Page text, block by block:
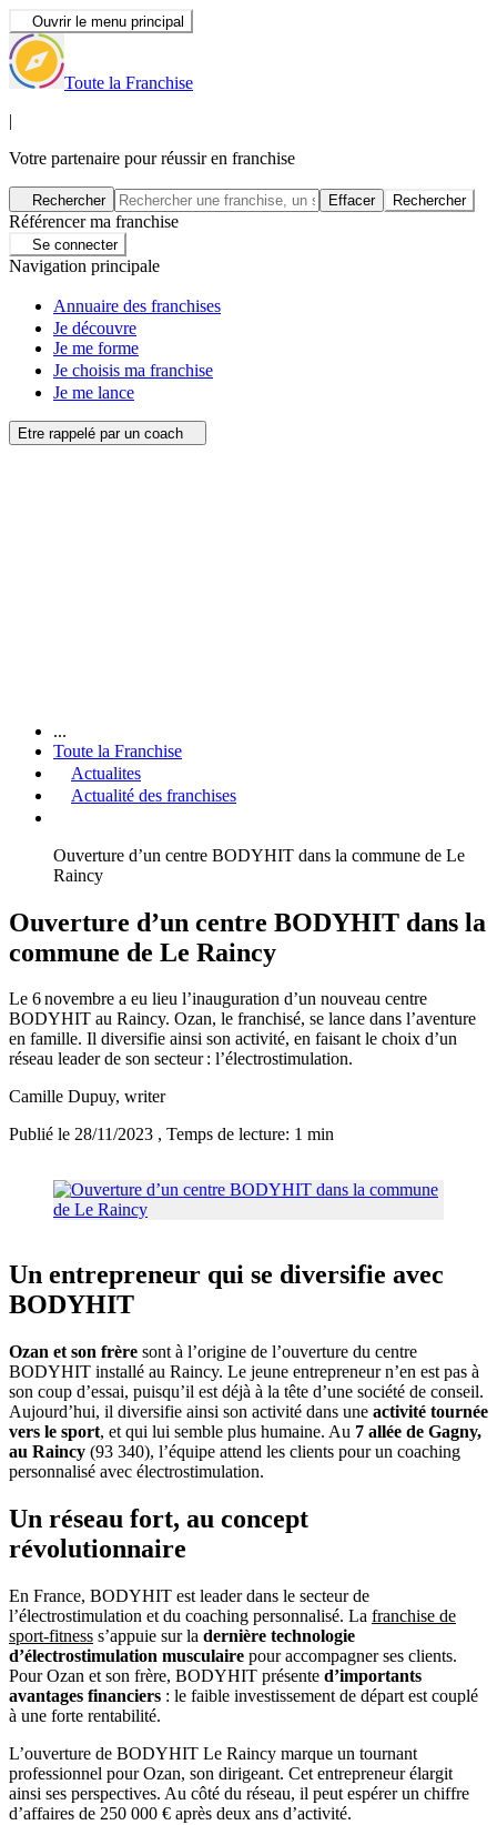
Ouvrir le menu principal
Toute la Franchise
|
Votre partenaire pour réussir en franchise
Rechercher Effacer Rechercher
Référencer ma franchise
Se connecter
Navigation principale
Annuaire des franchises
Je découvre
Je me forme
Je choisis ma franchise
Je me lance
Etre rappelé par un coach
...
Toute la Franchise
Actualites
Actualité des franchises
Ouverture d’un centre BODYHIT dans la commune de Le
Raincy
Ouverture d’un centre BODYHIT dans la
commune de Le Raincy
Le 6 novembre a eu lieu l’inauguration d’un nouveau centre
BODYHIT au Raincy. Ozan, le franchisé, se lance dans l’aventure
en famille. Il diversifie ainsi son activité, en faisant le choix d’un
réseau leader de son secteur : l’électrostimulation.
Camille Dupuy, writer
Publié le 28/11/2023 , Temps de lecture: 1 min
Un entrepreneur qui se diversifie avec
BODYHIT
Ozan et son frère sont à l’origine de l’ouverture du centre
BODYHIT installé au Raincy. Le jeune entrepreneur n’en est pas à
son coup d’essai, puisqu’il est déjà à la tête d’une société de conseil.
Aujourd’hui, il diversifie ainsi son activité dans une activité tournée
vers le sport, et qui lui semble plus humaine. Au 7 allée de Gagny,
au Raincy (93 340), l’équipe attend les clients pour un coaching
personnalisé avec électrostimulation.
Un réseau fort, au concept
révolutionnaire
En France, BODYHIT est leader dans le secteur de
l’électrostimulation et du coaching personnalisé. La franchise de
sport-fitness s’appuie sur la dernière technologie
d’électrostimulation musculaire pour accompagner ses clients.
Pour Ozan et son frère, BODYHIT présente d’importants
avantages financiers : le faible investissement de départ est couplé
à une forte rentabilité.
L’ouverture de BODYHIT Le Raincy marque un tournant
professionnel pour Ozan, son dirigeant. Cet entrepreneur élargit
ainsi ses perspectives. Au côté du réseau, il peut espérer un chiffre
d’affaires de 250 000 € après deux ans d’activité.